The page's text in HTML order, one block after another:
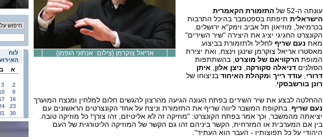
לוח
א
ב
2
3
9
16
23
30
אריאל צוקרמן (צילום: אנתוני הופמן)
עונתה ה-52 של
התזמורת הקאמרית
הישראלית תיפתח בספטמבר בהיכל התרבות
בכרמיאל, מוזיאון תל אביב וימק"א ירושלים.
הקונצרט החגיגי יציג את היצירה "שיר השירים"
מאת נעם שריף לחליל ולתזמורת בביצוע
מאסטרו אריאל צוקרמן שינגן וינצח, ואת יצירת
המופת הרקוויאם של מוצרט , בהשתתפות
הסולנים דניאלה סקורקה ניצן אלון
איתן
דרורי
עודד רייך ומקהלת האיחוד בניצוחו של
רונן בורשבסקי
ההחלטה לבצע את שיר השירים בפתח העונה הגיעה מהרצון להגשים חלום למלחין ומנצח המוערך
נעם שריף . בתקופת המשבר ליווה שריף את התזמורת וניצח על אחד הקונצרטים הראשונים עם
יציאתה מהמשבר, וכך אמר בפתח הקונצרט: "מוזיקה זה לא אליטיזם, זהו צורך! כל מוזיקה טובה.
בין אם המערבית או המזרחית, הקשר ביניהם זהו גם הקשר של המוזיקה הליטורגית של העם
היהודי על כל תפוצותיו - העבר הוא העתיד".